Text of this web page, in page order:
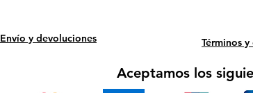
Envío y devoluciones Términos
Aceptamos los